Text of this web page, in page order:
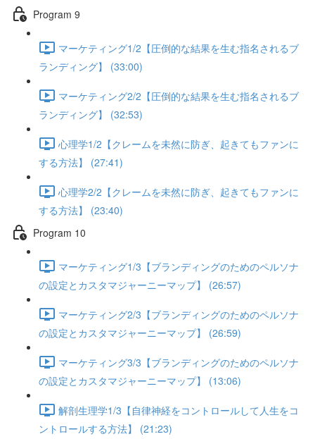
Program 9
マーケティング1/2【圧倒的な結果を生む指名されるブ
ランディング】 (33:00)
マーケティング2/2【圧倒的な結果を生む指名されるブ
ランディング】 (32:53)
心理学1/2【クレームを未然に防ぎ、起きてもファンに
する方法】 (27:41)
心理学2/2【クレームを未然に防ぎ、起きてもファンに
する方法】 (23:40)
Program 10
マーケティング1/3【ブランディングのためのペルソナ
の設定とカスタマジャーニーマップ】 (26:57)
マーケティング2/3【ブランディングのためのペルソナ
の設定とカスタマジャーニーマップ】 (26:59)
マーケティング3/3【ブランディングのためのペルソナ
の設定とカスタマジャーニーマップ】 (13:06)
解剖生理学1/3【自律神経をコントロールして人生をコ
ントロールする方法】 (21:23)